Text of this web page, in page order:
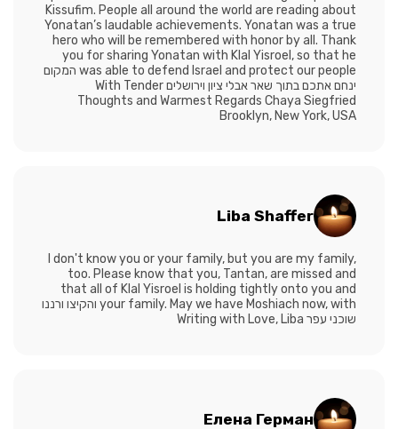
Kissufim. People all around the world are reading about
Yonatan’s laudable achievements. Yonatan was a true
hero who will be remembered with honor by all. Thank
you for sharing Yonatan with Klal Yisroel, so that he
was able to defend Israel and protect our people המקום
ינחם אתכם בתוך שאר אבלי ציון וירושלים With Tender
Thoughts and Warmest Regards Chaya Siegfried
Brooklyn, New York, USA
Liba Shaffer
I don't know you or your family, but you are my family,
too. Please know that you, Tantan, are missed and
that all of Klal Yisroel is holding tightly onto you and
your family. May we have Moshiach now, with והקיצו ורננו
שוכני עפר Writing with Love, Liba
Елена Герман